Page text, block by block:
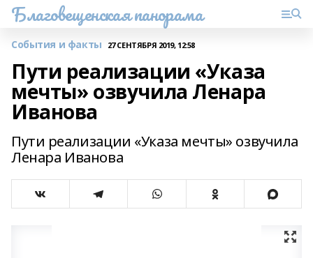
Благовещенская панорама
События и факты 27 СЕНТЯБРЯ 2019, 12:58
Пути реализации «Указа
мечты» озвучила Ленара
Иванова
Пути реализации «Указа мечты» озвучила
Ленара Иванова